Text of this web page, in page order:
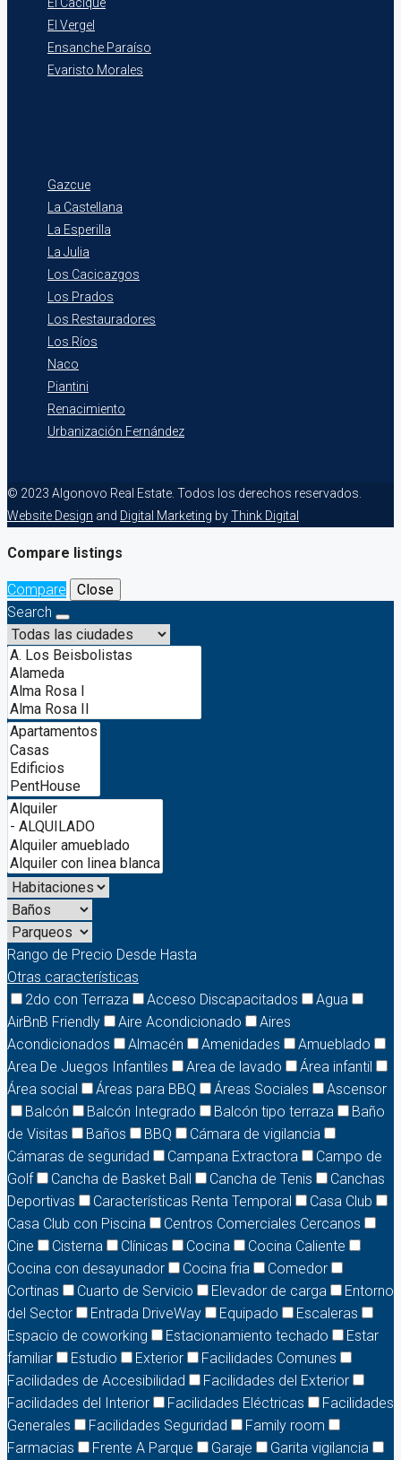
El Vergel
Ensanche Paraíso
Evaristo Morales
Gazcue
La Castellana
La Esperilla
La Julia
Los Cacicazgos
Los Prados
Los Restauradores
Los Ríos
Naco
Piantini
Renacimiento
Urbanización Fernández
© 2023 Algonovo Real Estate. Todos los derechos reservados.
Website Design and Digital Marketing byThink Digital
Compare listings
Compare
Close
Search
Rango de Precio Desde Hasta
Otras características
2do con Terraza
Acceso Discapacitados
Agua
AirBnB Friendly
Aire Acondicionado
Aires
Acondicionados
Almacén Amenidades
Amueblado
Area De Juegos Infantiles
Area de lavado
Área infantil
Área social
Áreas para BBQ Áreas Sociales
Ascensor
Balcón
Balcón Integrado Balcón tipo terraza
Baño
de Visitas
Baños BBQ
Cámara de vigilancia
Cámaras de seguridad
Campana Extractora
Campo de
Golf
Cancha de Basket Ball Cancha de Tenis
Canchas
Deportivas
Características Renta Temporal
Casa Club
Casa Club con Piscina
Centros Comerciales Cercanos
Cine
Cisterna Clínicas Cocina
Cocina Caliente
Cocina con desayunador
Cocina fria
Comedor
Cortinas
Cuarto de Servicio Elevador de carga
Entorno
del Sector
Entrada DriveWay Equipado
Escaleras
Espacio de coworking
Estacionamiento techado
Estar
familiar
Estudio Exterior
Facilidades Comunes
Facilidades de Accesibilidad
Facilidades del Exterior
Facilidades del Interior
Facilidades Eléctricas
Facilidades
Generales
Facilidades Seguridad
Family room
Farmacias
Frente A Parque Garaje
Garita vigilancia